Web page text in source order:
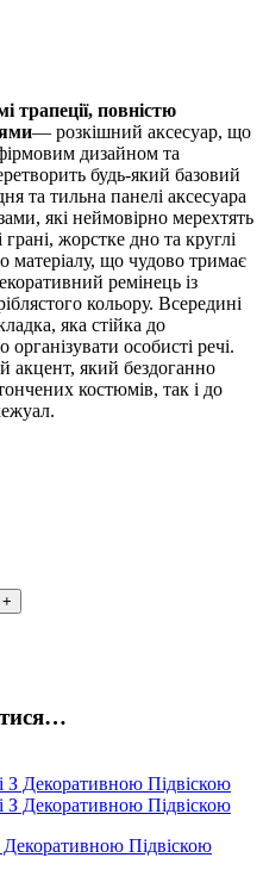
трапеції, повністю
— розкішний аксесуар, що
дизайном та
будь-який базовий
та тильна панелі аксесуара
які неймовірно мерехтять
жорстке дно та круглі
матеріалу, що чудово тримає
ремінець із
кольору. Всередині
яка стійка до
особисті речі.
акцент, який бездоганно
костюмів, так і до
+
Підвіскою